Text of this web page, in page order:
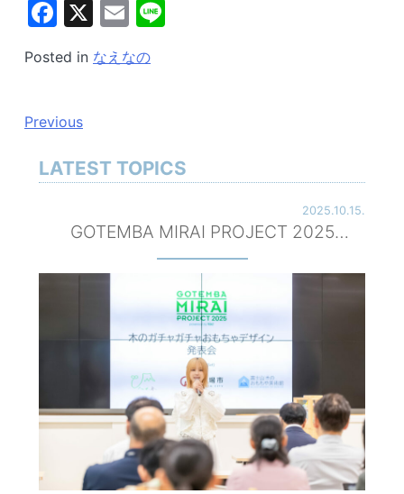
Facebook
X Email
Posted in なえなの
投
稿
ナ
Previous
LATEST TOPICS
2025.10.15.
GOTEMBA MIRAI PROJECT 2025
powered by TGC ハーフタイムイベント